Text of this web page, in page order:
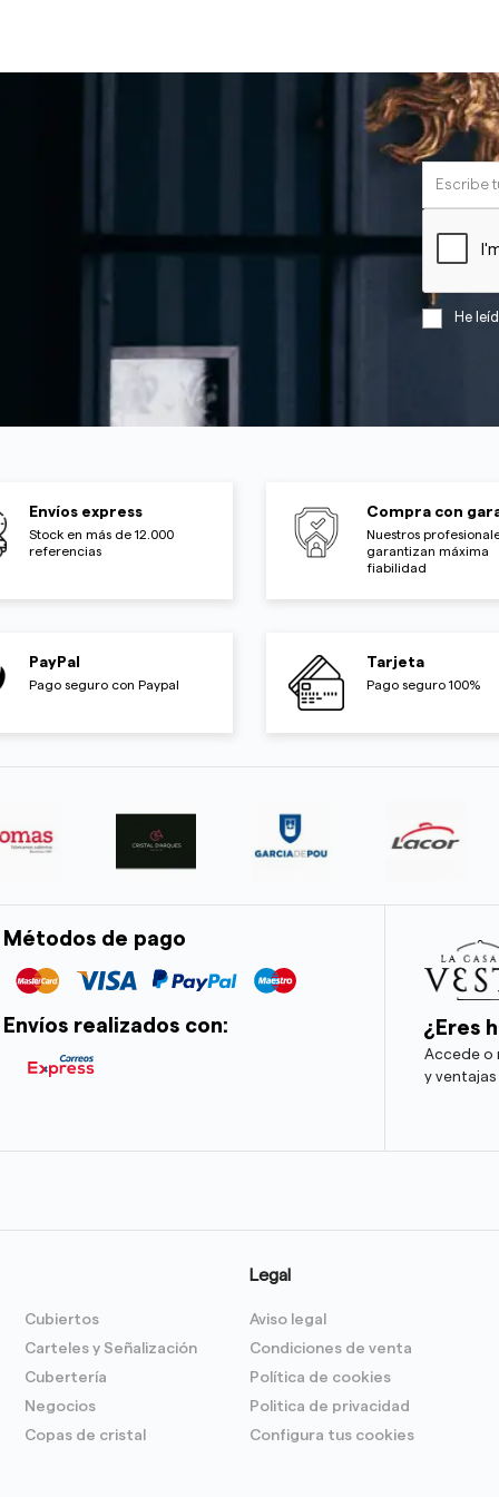
He
Envíos express
Stock en más de 12.000
referencias
Compra con
Nuestros
garantizan máxima
fiabilidad
PayPal
Pago seguro con Paypal
Tarjeta
Pago seguro 100%
Métodos de pago
Envíos realizados con: ¿Eres
Accede o
y
Cubiertos
Carteles y Señalización
Cubertería
Negocios
Copas de cristal
Legal
Aviso legal
Condiciones de venta
Política de cookies
Politica de privacidad
Configura tus cookies